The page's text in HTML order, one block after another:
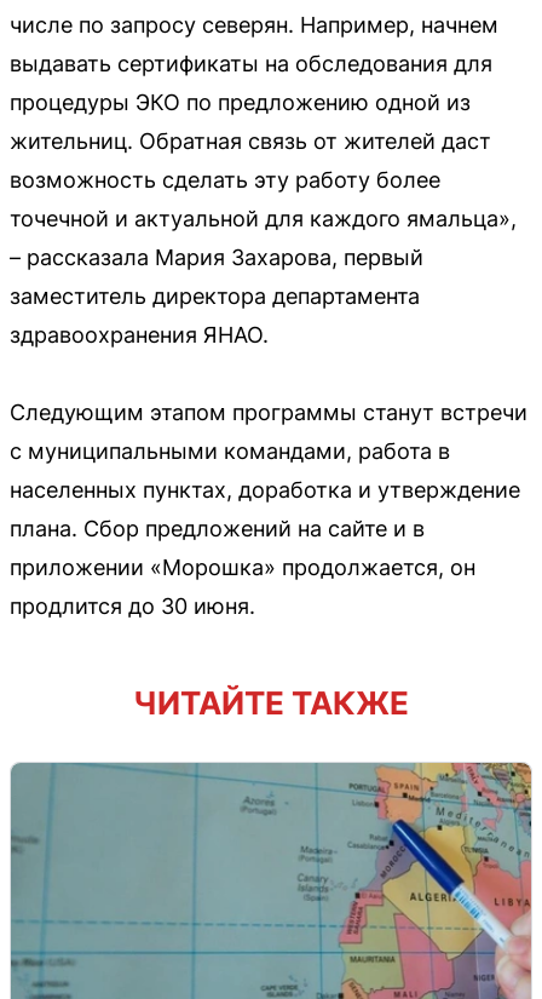
числе по запросу северян. Например, начнем
выдавать сертификаты на обследования для
процедуры ЭКО по предложению одной из
жительниц. Обратная связь от жителей даст
возможность сделать эту работу более
точечной и актуальной для каждого ямальца»,
– рассказала Мария Захарова, первый
заместитель директора департамента
здравоохранения ЯНАО.
Следующим этапом программы станут встречи
с муниципальными командами, работа в
населенных пунктах, доработка и утверждение
плана. Сбор предложений на сайте и в
приложении «Морошка» продолжается, он
продлится до 30 июня.
ЧИТАЙТЕ ТАКЖЕ